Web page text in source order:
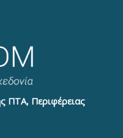
ΠΤΑ, Περιφέρειας